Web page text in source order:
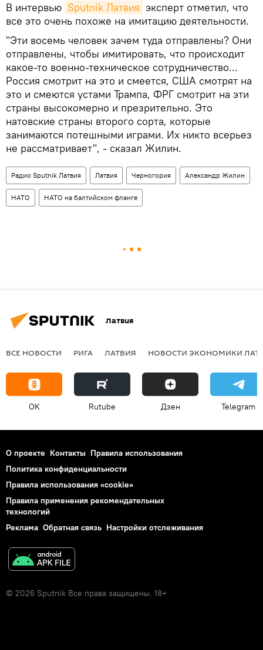
В интервью Sputnik Латвия эксперт отметил, что
все это очень похоже на имитацию деятельности.
"Эти восемь человек зачем туда отправлены? Они
отправлены, чтобы имитировать, что происходит
какое-то военно-техническое сотрудничество...
Россия смотрит на это и смеется, США смотрят на
это и смеются устами Трампа, ФРГ смотрит на эти
страны высокомерно и презрительно. Это
натовские страны второго сорта, которые
занимаются потешными играми. Их никто всерьез
не рассматривает", - сказал Жилин.
Радио Sputnik Латвия Латвия Черногория Александр Жилин
НАТО НАТО на балтийском фланге
Латвия
ВСЕ НОВОСТИ РИГА ЛАТВИЯ НОВОСТИ ЭКОНОМИКИ
OK Rutube Дзен Telegram
О проекте Контакты Правила использования
Политика конфиденциальности
Правила использования «cookie»
Правила применения рекомендательных
технологий
Реклама Обратная связь Настройки отслеживания
© 2026 Sputnik Все права защищены. 18+